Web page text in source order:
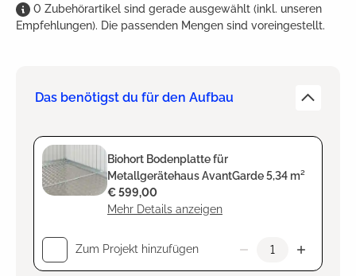
0 Zubehörartikel sind gerade ausgewählt (inkl. unseren
Empfehlungen). Die passenden Mengen sind voreingestellt.
Das benötigst du für den Aufbau
Biohort Bodenplatte für
Metallgerätehaus AvantGarde 5,34 m²
Mehr Details anzeigen
€ 599,00
Zum Projekt hinzufügen